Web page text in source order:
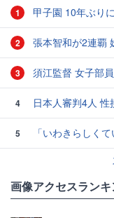
1 甲子園 10年ぶり
2 張本智和が2連覇
3 須江監督 女子部
4 日本人審判4人 性
5
「いわきらしくていいな、可愛い」「斬新」
画像アクセスラン